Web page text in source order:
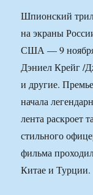
Шпионский
на экраны
США — 9
Дэниел Крейг /
и другие.
начала
лента раскроет
стильного
фильма
Китае и Турции.